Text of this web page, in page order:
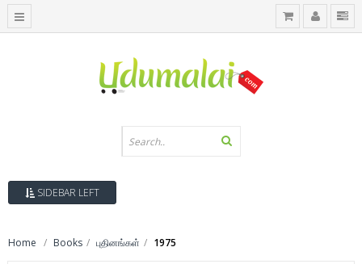
SIDEBAR LEFT
Home Books புதினங்கள் 1975